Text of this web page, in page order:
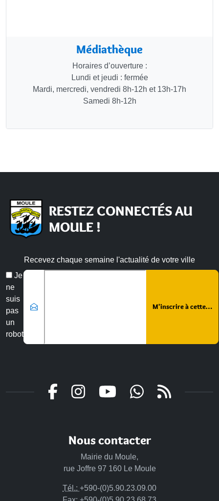
Médiathèque
Horaires d’ouverture :
Lundi et jeudi : fermée
Mardi, mercredi, vendredi 8h-12h et 13h-17h
Samedi 8h-12h
RESTEZ CONNECTÉS AU
MOULE !
Recevez chaque semaine l'actualité de votre ville
Je
ne
suis
pas
un
robot
Veuillez laisser ce champ vide :
Email
Nous contacter
Mairie du Moule,
rue Joffre 97 160 Le Moule
Tél.: +590-(0)5.90.23.09.00